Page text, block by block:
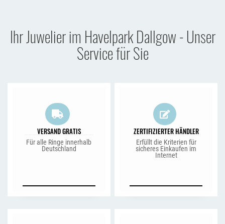
Ihr Juwelier im Havelpark Dallgow - Unser
Service für Sie
VERSAND GRATIS
Für alle Ringe innerhalb
Deutschland
ZERTIFIZIERTER HÄNDLER
Erfüllt die Kriterien für
sicheres Einkaufen im
Internet